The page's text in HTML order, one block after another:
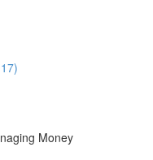
Money